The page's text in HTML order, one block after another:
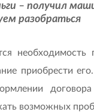
– получил
разобраться
необходимость
приобрести
возможных